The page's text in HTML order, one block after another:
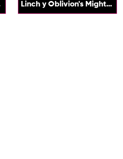
Linch y Oblivion's Mighty
Trash